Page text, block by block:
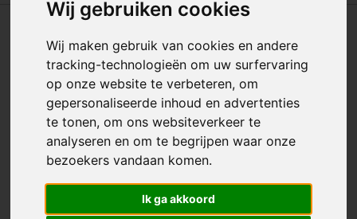
Wij gebruiken cookies
Wij maken gebruik van cookies en andere
tracking-technologieën om uw surfervaring
op onze website te verbeteren, om
gepersonaliseerde inhoud en advertenties
te tonen, om ons websiteverkeer te
analyseren en om te begrijpen waar onze
bezoekers vandaan komen.
Ik ga akkoord
Katoenen plunjebaal Ya –
stevige plunjezak voor
dagelijks gebruik
Artikelnummer: